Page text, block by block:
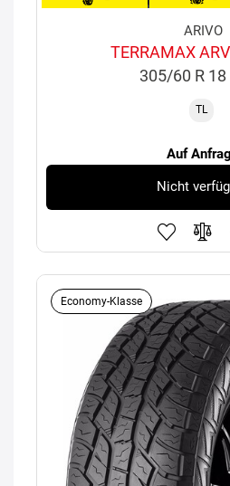
ARIVO
TERRAMAX
305/60 R 18
TL
Auf
Nicht
Economy-Klasse